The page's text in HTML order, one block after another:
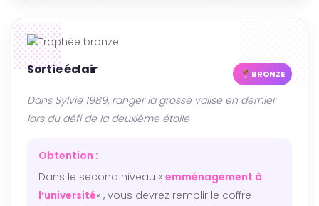
Sortie éclair BRONZE
Dans Sylvie 1989, ranger la grosse valise en dernier
lors du défi de la deuxième étoile
Obtention :
Dans le second niveau « emménagement à
l’université« , vous devrez remplir le coffre